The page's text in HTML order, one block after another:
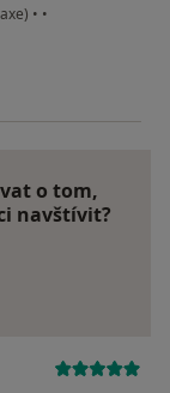
• •
o tom,
navštívit?